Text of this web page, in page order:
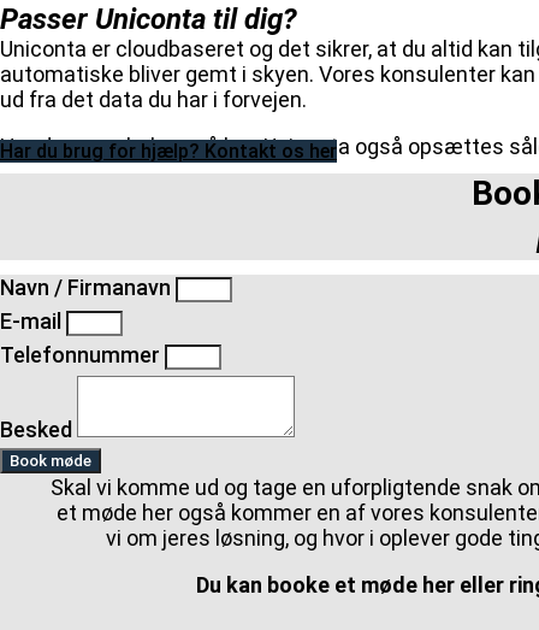
Passer Uniconta til dig?
Uniconta er cloudbaseret og det sikrer, at du altid kan
automatiske bliver gemt i skyen. Vores konsulenter
ud fra det data du har i forvejen.
Har du en webshop, så kan Uniconta også opsættes
Har du brug for hjælp? Kontakt os her
Navn / Firmanavn
E-mail
Telefonnummer
Besked
Book møde
Skal vi komme ud og tage en uforpligtende snak
et møde her også kommer en af vores
vi om jeres løsning, og hvor i oplever gode
Du kan booke et møde her eller